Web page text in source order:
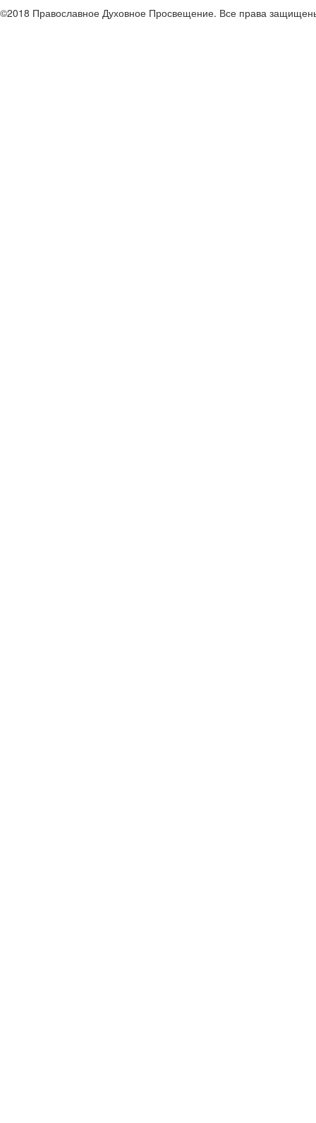
©2018 Православное Духовное Просвещение. Все права